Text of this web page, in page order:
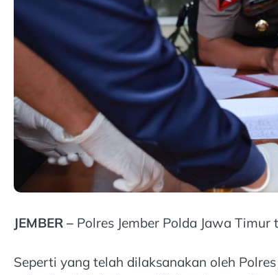
JEMBER – Polres Jember Polda Jawa
Seperti yang telah dilaksanakan oleh